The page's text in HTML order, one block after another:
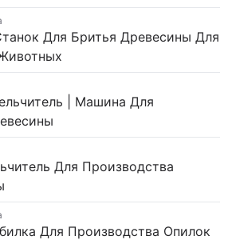
Для Бритья Древесины Для
| Машина Для
Для Производства
Для Производства Опилок